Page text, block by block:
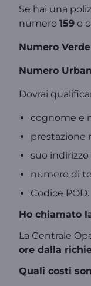
Se hai una
numero 159 o
Numero
Numero
Dovrai
cognome e
prestazione
suo
numero di
Codice POD.
Ho chiamato
La Centrale
ore dalla
Quali costi